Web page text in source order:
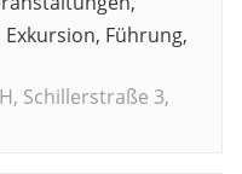
Exkursion, Führung,
Schillerstraße 3,